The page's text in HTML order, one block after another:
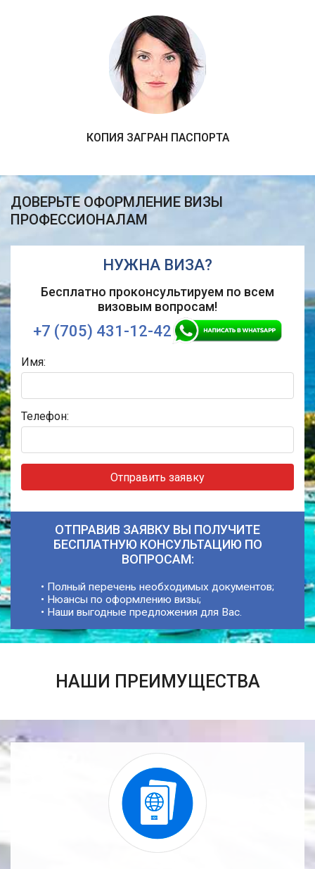
КОПИЯ ЗАГРАН ПАСПОРТА
ДОВЕРЬТЕ ОФОРМЛЕНИЕ ВИЗЫ
ПРОФЕССИОНАЛАМ
НУЖНА ВИЗА?
Бесплатно проконсультируем по всем
визовым вопросам!
+7 (705) 431-12-42
Имя:
Телефон:
Отправить заявку
ОТПРАВИВ ЗАЯВКУ ВЫ ПОЛУЧИТЕ
БЕСПЛАТНУЮ КОНСУЛЬТАЦИЮ ПО
ВОПРОСАМ:
• Полный перечень необходимых документов;
• Нюансы по оформлению визы;
• Наши выгодные предложения для Вас.
НАШИ ПРЕИМУЩЕСТВА